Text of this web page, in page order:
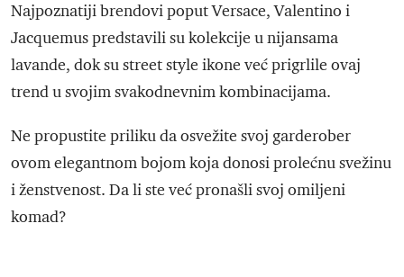
Najpoznatiji brendovi poput Versace, Valentino i
Jacquemus predstavili su kolekcije u nijansama
lavande, dok su street style ikone već prigrlile ovaj
trend u svojim svakodnevnim kombinacijama.
Ne propustite priliku da osvežite svoj garderober
ovom elegantnom bojom koja donosi prolećnu svežinu
i ženstvenost. Da li ste već pronašli svoj omiljeni
komad?